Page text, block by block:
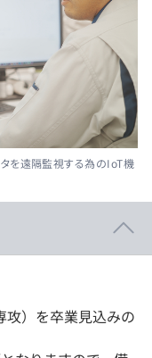
を遠隔監視する為のIoT機
）を卒業見込みの